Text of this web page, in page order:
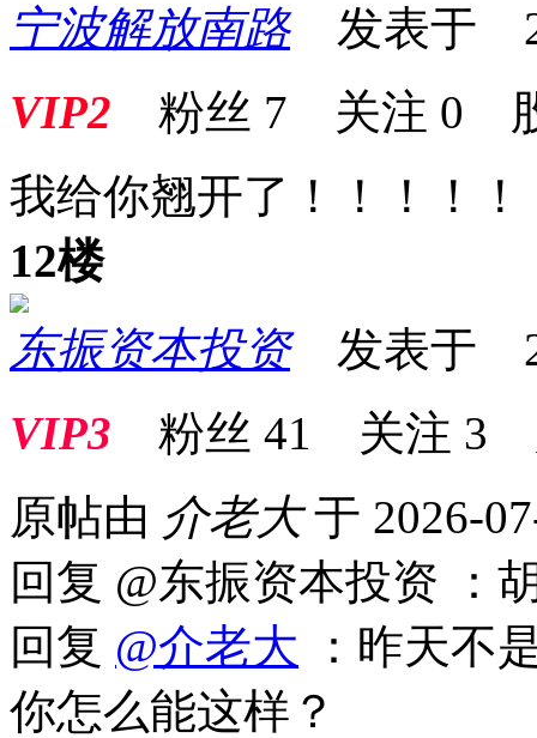
宁波解放南路发表于
VIP2 粉丝 7 关注 0
我给你翘开了！！！！！
12楼
东振资本投资发表于
VIP3 粉丝 41 关注 3
原帖由 介老大于 2026-
回复 @东振资本投资 ：
回复 @介老大 ：昨天不
你怎么能这样？